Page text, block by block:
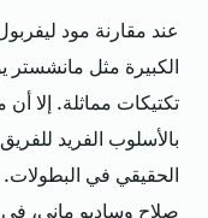
عند مقارنة مود
الكبيرة مثل مانشستر
تكتيكات مماثلة. إلا
بالأسلوب الفريد
الحقيقي في
صلاح وساديو ماني،